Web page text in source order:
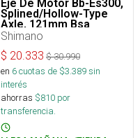
Eje De Motor Bb-Es300,
Splined/Hollow-Type
Axle, 121mm Bsa
73mm
Shimano
$ 20.333 $30.990
en 6cuotas de $3.389sin
interés
ahorras $810 por
transferencia.